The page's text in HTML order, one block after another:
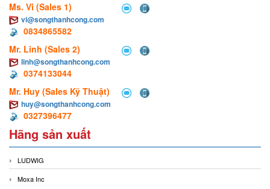
Ms. Vi (Sales 1)
vi@songthanhcong.com
0834865582
Mr. Linh (Sales 2)
linh@songthanhcong.com
0374133044
Mr. Huy (Sales Kỹ Thuật)
huy@songthanhcong.com
0327396477
Hãng sản xuất
LUDWIG
Moxa Inc